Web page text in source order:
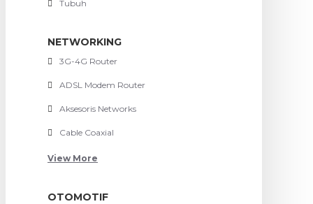
Tubuh
NETWORKING
3G-4G Router
ADSL Modem Router
Aksesoris Networks
Cable Coaxial
View More
OTOMOTIF